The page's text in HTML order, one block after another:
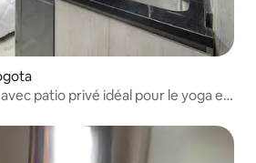
patio privé idéal pour le yoga et